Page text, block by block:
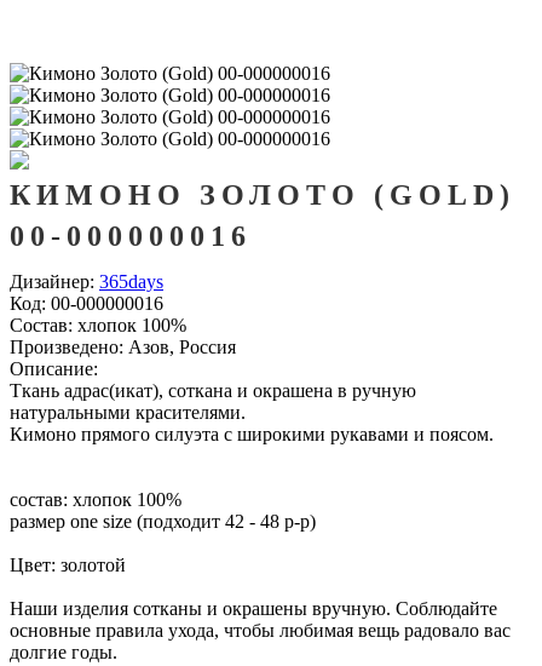
КИМОНО ЗОЛОТО (GOLD)
00-000000016
Дизайнер: 365days
Код: 00-000000016
Состав: хлопок 100%
Произведено: Азов, Россия
Описание:
Ткань адрас(икат), соткана и окрашена в ручную
натуральными красителями.
Кимоно прямого силуэта с широкими рукавами и поясом.
состав: хлопок 100%
размер one size (подходит 42 - 48 р-р)
Цвет: золотой
Наши изделия сотканы и окрашены вручную. Соблюдайте
основные правила ухода, чтобы любимая вещь радовало вас
долгие годы.